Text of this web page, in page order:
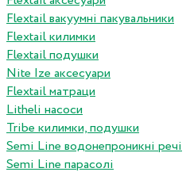
Flextail вакуумні пакувальники
Flextail килимки
Flextail подушки
Nite Ize аксесуари
Flextail матраци
Litheli насоси
Tribe килимки, подушки
Semi Line водонепроникні речі
Semi Line парасолі